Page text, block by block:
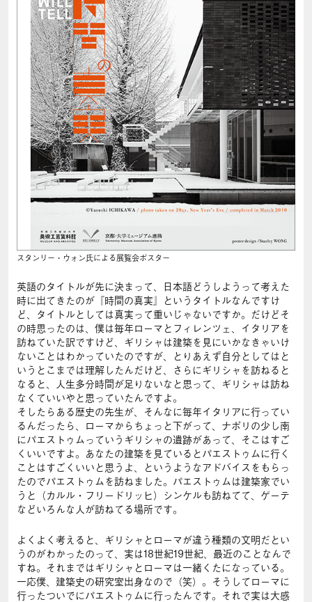
スタンリー・ウォン氏による展覧会ポスター
英語のタイトルが先に決まって、日本語どうしようって考えた
時に出てきたのが『時間の真実』というタイトルなんですけ
ど、タイトルとしては真実って重いじゃないですか。だけどそ
の時思ったのは、僕は毎年ローマとフィレンツェ、イタリアを
訪ねていた訳ですけど、ギリシャは建築を見にいかなきゃいけ
ないことはわかっていたのですが、とりあえず自分としてはと
いうとこまでは理解したんだけど、さらにギリシャを訪ねると
なると、人生多分時間が足りないなと思って、ギリシャは訪ね
なくていいやと思っていたんですよ。
そしたらある歴史の先生が、そんなに毎年イタリアに行ってい
るんだったら、ローマからちょっと下がって、ナポリの少し南
にパエストゥムっていうギリシャの遺跡があって、そこはすご
くいいですよ。あなたの建築を見ているとパエストゥムに行く
ことはすごくいいと思うよ、というようなアドバイスをもらっ
たのでパエストゥムを訪ねました。パエストゥムは建築家でい
うと（カルル・フリードリッヒ）シンケルも訪ねてて、ゲーテ
などいろんな人が訪ねてる場所です。
よくよく考えると、ギリシャとローマが違う種類の文明だとい
うのがわかったのって、実は18世紀19世紀、最近のことなんで
すね。それまではギリシャとローマは一緒くたになっている。
一応僕、建築史の研究室出身なので（笑）。そうしてローマに
行ったついでにパエストゥムに行ったんです。それで実は大感